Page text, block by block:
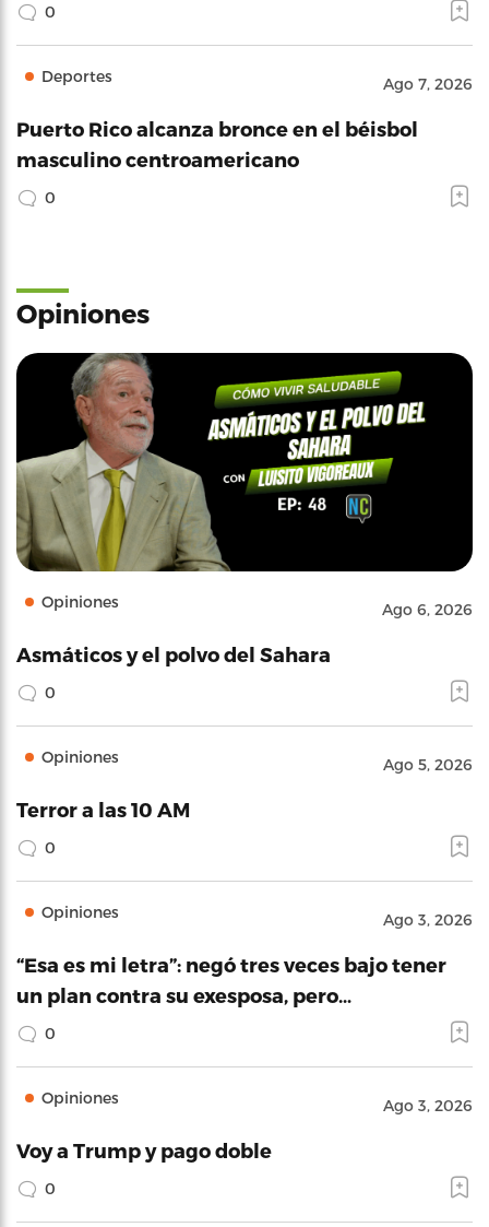
0
Deportes Ago 7, 2026
Puerto Rico alcanza bronce en el béisbol
masculino centroamericano
0
Opiniones
Opiniones Ago 6, 2026
Asmáticos y el polvo del Sahara
0
Opiniones Ago 5, 2026
Terror a las 10 AM
0
Opiniones Ago 3, 2026
“Esa es mi letra”: negó tres veces bajo tener
un plan contra su exesposa, pero…
0
Opiniones Ago 3, 2026
Voy a Trump y pago doble
0